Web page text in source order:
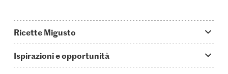
Ricette Migusto
Oggi cucino
Ispirazioni e opportunità